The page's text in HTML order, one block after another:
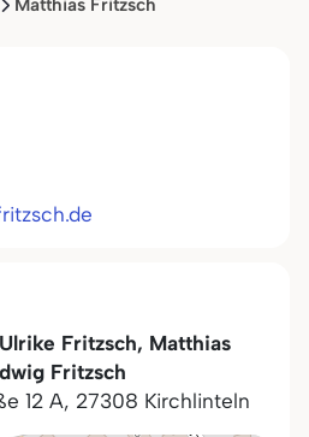
Matthias Fritzsch
Fritzsch, Matthias
Fritzsch
12 A, 27308 Kirchlinteln